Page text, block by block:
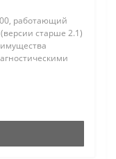
работающий
старше 2.1)